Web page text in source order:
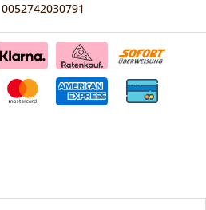
0052742030791